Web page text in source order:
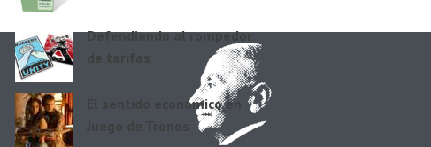
Defendiendo al rompedor
El sentido económico en